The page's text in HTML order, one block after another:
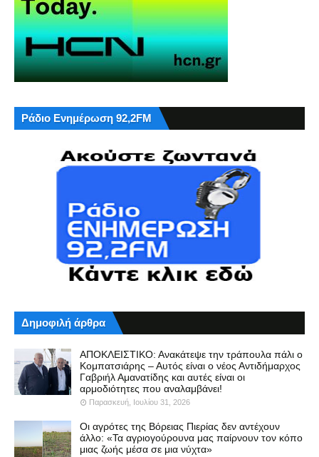
Ράδιο Ενημέρωση 92,2FM
Δημοφιλή άρθρα
ΑΠΟΚΛΕΙΣΤΙΚΟ: Ανακάτεψε την τράπουλα πάλι ο
Κομπατσιάρης – Αυτός είναι ο νέος Αντιδήμαρχος
Γαβριήλ Αμανατίδης και αυτές είναι οι
αρμοδιότητες που αναλαμβάνει!
Παρασκευή, Ιουλίου 31, 2026
Οι αγρότες της Βόρειας Πιερίας δεν αντέχουν
άλλο: «Τα αγριογούρουνα μας παίρνουν τον κόπο
μιας ζωής μέσα σε μια νύχτα»